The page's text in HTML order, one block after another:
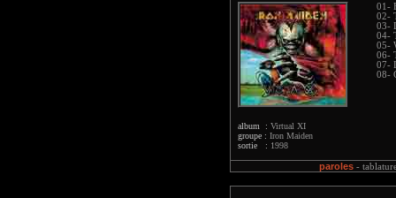
album : Virtual XI
groupe : Iron Maiden
sortie : 1998
01-
02-
03-
04-
05-
06-
07-
08-
paroles-